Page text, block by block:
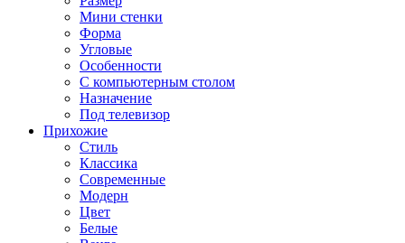
Мини стенки
Форма
Угловые
Особенности
С компьютерным столом
Назначение
Под телевизор
Прихожие
Стиль
Классика
Современные
Модерн
Цвет
Белые